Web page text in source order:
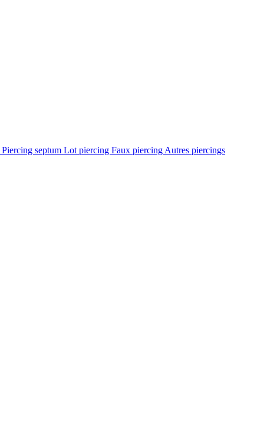
Piercing septum Lot piercing Faux piercing Autres piercings